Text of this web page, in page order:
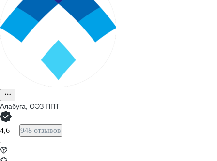
Алабуга, ОЭЗ ППТ
4,6 948 отзывов
·